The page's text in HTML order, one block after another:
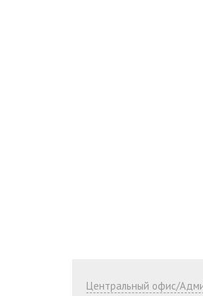
Центральный офис/